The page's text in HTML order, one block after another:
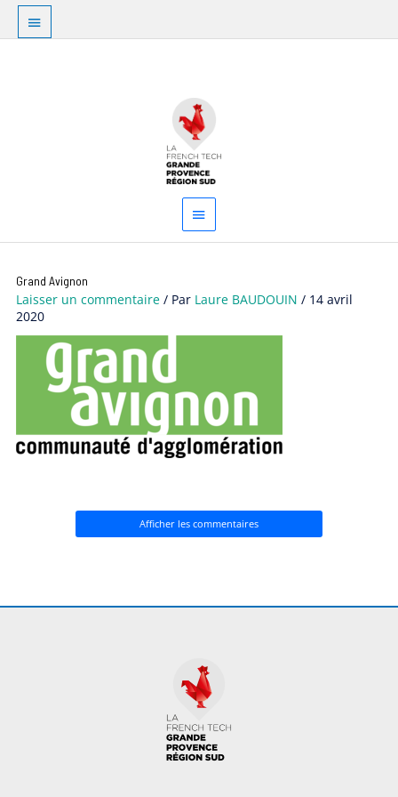
Aller
contenu
Au
dessus
principal
Grand Avignon
Laisser un commentaire / Par Laure BAUDOUIN/ 14 avril
2020
Afficher les commentaires